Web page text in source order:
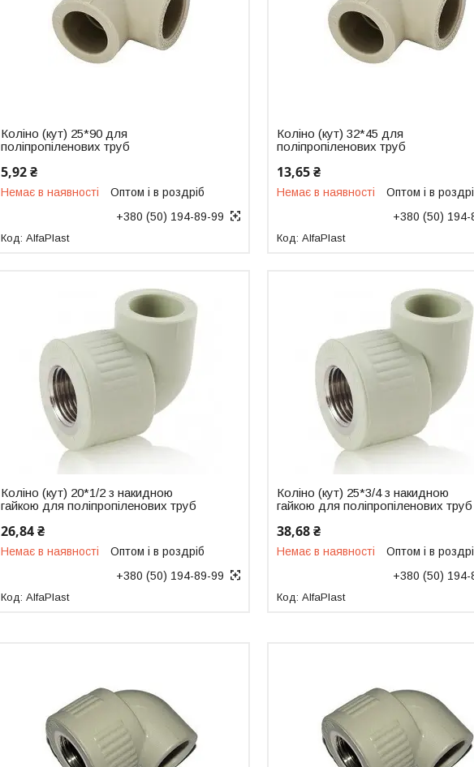
Коліно (кут) 25*90 для
поліпропіленових труб
5,92 ₴
Немає в наявності
Оптом і в роздріб
+380 (50) 194-89-99
AlfaPlast
Коліно (кут) 32*45 для
поліпропіленових труб
13,65 ₴
Немає в наявності
Оптом і в
+380 (50) 194-
AlfaPlast
Коліно (кут) 20*1/2 з накидною
гайкою для поліпропіленових труб
26,84 ₴
Немає в наявності
Оптом і в роздріб
+380 (50) 194-89-99
AlfaPlast
Коліно (кут) 25*3/4 з накидною
гайкою для поліпропіленових труб
38,68 ₴
Немає в наявності
Оптом і в
+380 (50) 194-
AlfaPlast